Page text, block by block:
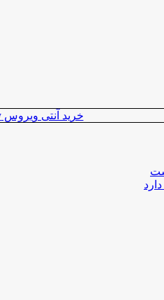
خرید آنتی ویروس Kaspersky